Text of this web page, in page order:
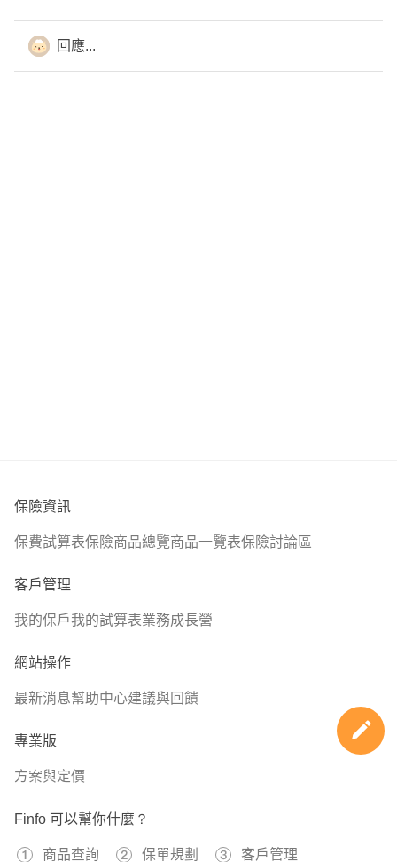
回應...
保險資訊
保費試算表保險商品總覽商品一覽表保險討論區
客戶管理
我的保戶我的試算表業務成長營
網站操作
最新消息幫助中心建議與回饋
專業版
方案與定價
Finfo 可以幫你什麼？
商品查詢 保單規劃 客戶管理